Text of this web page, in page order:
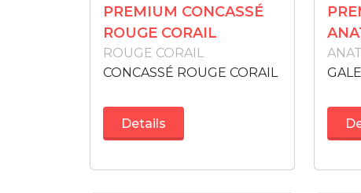
PREMIUM CONCASSÉ
ROUGE CORAIL
ROUGE CORAIL
CONCASSÉ ROUGE CORAIL
Details